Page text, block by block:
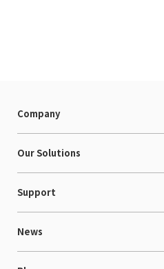
Company
About us
カルチャー
採用情報
Our Solutions
越境ECコンサルティング
Shopee支援
LaunchCart
Support
お役立ち資料
セミナー情報
News